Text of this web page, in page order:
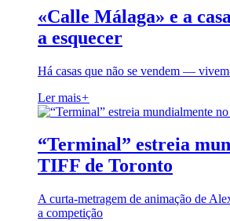
«Calle Málaga» e a
a esquecer
Há casas que não se vendem —
Ler mais+
“Terminal” estreia
TIFF de Toronto
A curta-metragem de animação de
a competição